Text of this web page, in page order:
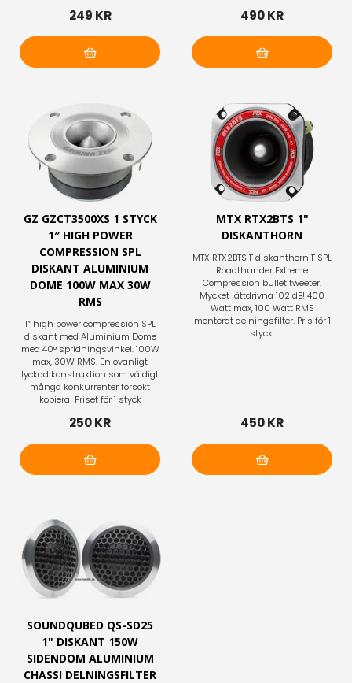
249 KR 490 KR
GZ GZCT3500XS 1 STYCK
1″ HIGH POWER
COMPRESSION SPL
DISKANT ALUMINIUM
DOME 100W MAX 30W
RMS
1″ high power compression SPL
diskant med Aluminium Dome
med 40° spridningsvinkel. 100W
max, 30W RMS. En ovanligt
lyckad konstruktion som väldigt
många konkurrenter försökt
kopiera! Priset för 1 styck
250 KR
MTX RTX2BTS 1"
DISKANTHORN
MTX RTX2BTS 1" diskanthorn 1" SPL
Roadthunder Extreme
Compression bullet tweeter.
Mycket lättdrivna 102 dB! 400
Watt max, 100 Watt RMS
monterat delningsfilter. Pris för 1
styck.
450 KR
SOUNDQUBED QS-SD25
1" DISKANT 150W
SIDENDOM ALUMINIUM
CHASSI DELNINGSFILTER